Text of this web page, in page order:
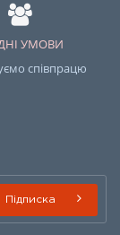
УМОВИ
співпрацю
Підписка